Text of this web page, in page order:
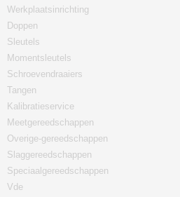
Werkplaatsinrichting
Doppen
Sleutels
Momentsleutels
Schroevendraaiers
Tangen
Kalibratieservice
Meetgereedschappen
Overige-gereedschappen
Slaggereedschappen
Speciaalgereedschappen
Vde